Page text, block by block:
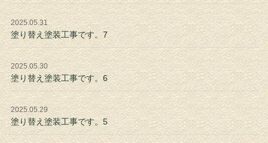
2025.05.31
塗り替え塗装工事です。7
2025.05.30
塗り替え塗装工事です。6
2025.05.29
塗り替え塗装工事です。5